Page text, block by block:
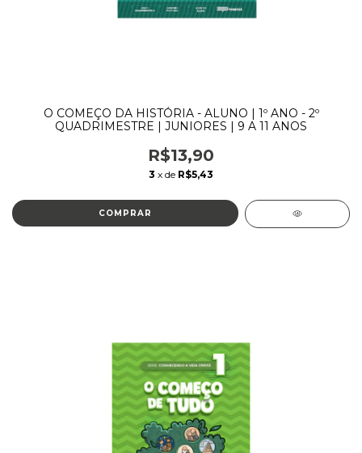
O COMEÇO DA HISTÓRIA - ALUNO | 1º ANO - 2º
QUADRIMESTRE | JUNIORES | 9 A 11 ANOS
R$13,90
3 x de R$5,43